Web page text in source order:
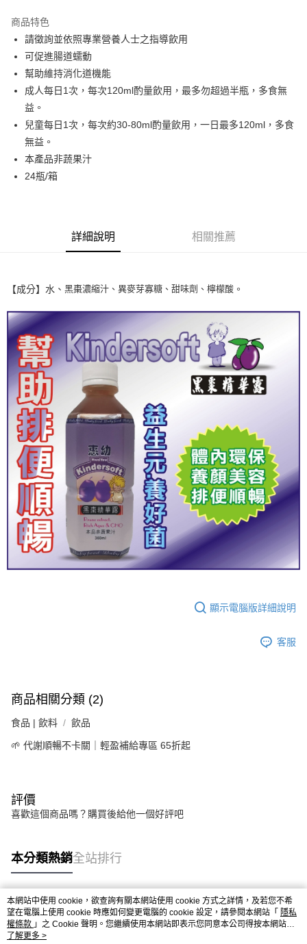
合作金庫商業銀行
華南商業銀行
彰化商業銀行
上海商業儲蓄銀行
國泰世華商業銀行
臺灣中小企業銀行
台中商業銀行
匯豐（台灣）商業銀行
元大商業銀行
永豐商業銀行
玉山商業銀行
台新國際商業銀行
台灣樂天信用卡公司
6 期 0 利率 每期
華南商業銀行
上海商業儲蓄銀行
國泰世華商業銀行
兆豐國際商業銀行
臺灣中小企業銀行
匯豐（台灣）商業銀行
華泰商業銀行
聯邦商業銀行
元大商業銀行
玉山商業銀行
台新國際商業銀行
LINE Pay
Apple Pay
街口支付
悠遊付
Google Pay
全盈+PAY
【大哥付你分期使用說明】
1.本服務由台灣大哥大提供，台灣大哥大用戶可立即使用無須另外申請。
成交易。
4.訂單成立30分鐘內，如未前往確認交易或遇審核未通過，訂單將自動取
消。如遇「轉專審核」未通過狀況，表示未達大哥付你分期系統評分，恕無
法說明評估內容。
【繳款方式說明】
1.分期款項不併入電信帳單，「大哥付你分期」於每月結算日後寄送繳費提
醒簡訊。
2.透過簡訊連結打開帳單後，可選擇「超商條碼／台灣大直營門市／銀行轉
帳／街口支付／iPASS MONEY」等通路繳費。
【注意事項】
1.本服務係由「台灣大哥大股份有限公司」（以下簡稱本公司）所提供，讓
用戶於交易時，得透過本服務購買商品或服務，並由商店將買賣／分期付款
買賣價金債權讓與本公司後，依約使用本公司帳單繳交帳款。
2.基於同意付款使用「大哥付你分期」之契約關係目的，商店將以您的個人
資料（包含姓名、電話或地址）提供予台灣大哥大進項蒐集、處理及利用，
由本公司與您本人進行分期帳單所需資料之確認、核對及更正。
3.完整用戶服務條款，請詳閱以下連結：https://oppay.tw/userRule
AFTEE先享後付是「在收到商品之後才付款」的支付方式。 讓您購物簡單
１．簡單：不需註冊會員、不需綁卡、不需儲值。
２．便利：只要手機號碼，簡訊認證，即可結帳。
３．安心：先確認商品／服務後，再付款。
【「AFTEE先享後付」結帳流程】
１．於結帳方式選擇「AFTEE先享後付」後，將跳轉至「AFTEE先享後付」
結帳頁面，進行簡訊認證並確認金額後，即可完成結帳。
２．訂單成立數日內，您將收到繳費通知簡訊。
３．收到繳費通知簡訊後14天內，點擊此簡訊中的連結，可透過四大超商／
ATM／網路銀行／等多元方式進行付款，方視為交易完成。
※ 請注意：結帳手續完成當下不需立刻繳費，但若您需要取消訂單，請聯絡
購買商品的店家。未經商家同意取消之訂單仍視為有效，需透過AFTEE先享
後付繳納相關費用。
※ 交易是否成功請以「AFTEE先享後付 」之結帳頁面顯示為準，若有關於
是否繳費成功／繳費後需取消欲退款等相關疑問，請聯繫「AFTEE先享後付
客戶支援中心」
https://netprotections.freshdesk.com/support/home
【注意事項】
１．透過由恩沛科技股份有限公司提供之「AFTEE先享後付」服務完成之交
易，需依本服務之必要範圍內提供個人資料，並將交易相關給付款項請求債
權轉讓予恩沛科技股份有限公司。
３．未成年的使用者請事先徵得法定代理人或監護人之同意方可使用
「AFTEE先享後付」，若未經同意申辦者引起之損失，本公司不負相關責
４．使用「AFTEE先享後付」時，將依據個別帳號之用戶狀況，依本公司即
時審查核予不同之上限額度；若仍有額度不足之情形，本公司將視審查結果
ATM付款
運送方式
大榮宅配
每筆NT$80，滿NT$999(含以上)免運費
商品特色
請徵詢並依照專業營養人士之指導飲用
可促進腸道蠕動
幫助維持消化道機能
成人每日1次，每次120ml酌量飲用，最多勿超過半瓶，多食無
益。
兒童每日1次，每次約30-80ml酌量飲用，一日最多120ml，多食
無益。
本產品非蔬果汁
24瓶/箱
詳細說明 相關推薦
【成分】水、 黑棗濃縮汁、異麥芽寡糖、甜味劑、檸檬酸 。
顯示電腦版詳細說明
客服
商品相關分類 (2)
食品 | 飲料 飲品
🌱 代謝順暢不卡關｜輕盈補給專區 65折起
評價
喜歡這個商品嗎？購買後給他一個好評吧
本分類熱銷全站排行
熱門標籤
本網站中使用 cookie，欲查詢有關本網站使用 cookie 方式之詳情，及若您不希
望在電腦上使用 cookie 時應如何變更電腦的 cookie 設定，請參閱本網站「 隱私
權條款 」之 Cookie 聲明。您繼續使用本網站即表示您同意本公司得按本網站使
用條款之 Cookie 聲明使用 cookie。
了解更多 >